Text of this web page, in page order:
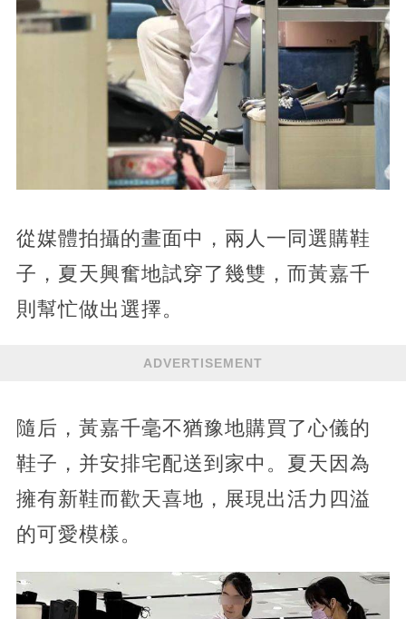
從媒體拍攝的畫面中，兩人一同選購鞋
子，夏天興奮地試穿了幾雙，而黃嘉千
則幫忙做出選擇。
ADVERTISEMENT
隨后，黃嘉千毫不猶豫地購買了心儀的
鞋子，并安排宅配送到家中。夏天因為
擁有新鞋而歡天喜地，展現出活力四溢
的可愛模樣。